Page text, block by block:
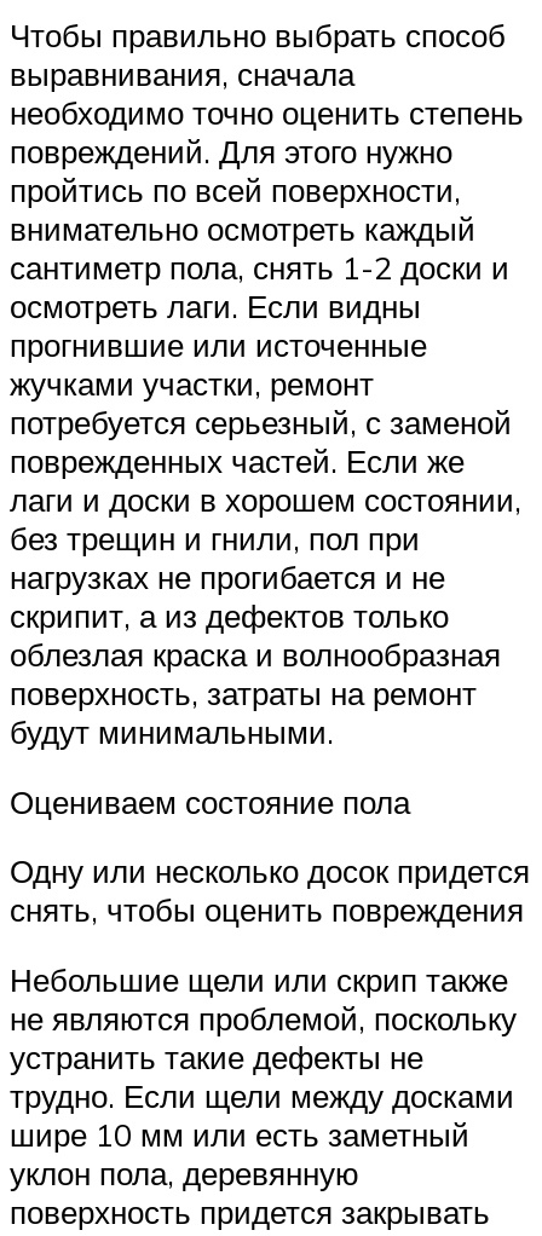
Чтобы правильно выбрать способ
выравнивания, сначала
необходимо точно оценить степень
повреждений. Для этого нужно
пройтись по всей поверхности,
внимательно осмотреть каждый
сантиметр пола, снять 1-2 доски и
осмотреть лаги. Если видны
прогнившие или источенные
жучками участки, ремонт
потребуется серьезный, с заменой
поврежденных частей. Если же
лаги и доски в хорошем состоянии,
без трещин и гнили, пол при
нагрузках не прогибается и не
скрипит, а из дефектов только
облезлая краска и волнообразная
поверхность, затраты на ремонт
будут минимальными.
Оцениваем состояние пола
Одну или несколько досок придется
снять, чтобы оценить повреждения
Небольшие щели или скрип также
не являются проблемой, поскольку
устранить такие дефекты не
трудно. Если щели между досками
шире 10 мм или есть заметный
уклон пола, деревянную
поверхность придется закрывать